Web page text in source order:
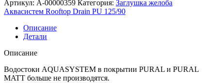
Артикул: A-00000359 Категория: Заглушка желоба
Аквасистем Rooftop Drain PU 125/90
Описание
Детали
Описание
Водостоки AQUASYSTEM в покрытии PURAL и PURAL
MATT больше не производятся.